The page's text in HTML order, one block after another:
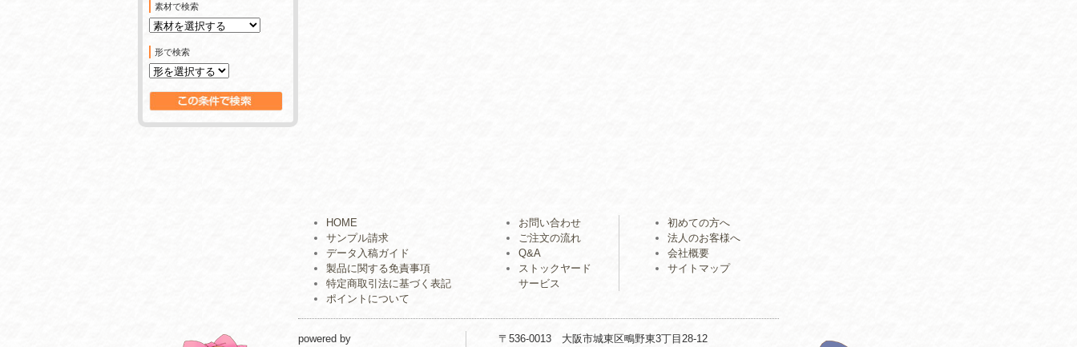
素材で検索
形で検索
HOME
サンプル請求
データ入稿ガイド
製品に関する免責事項
特定商取引法に基づく表記
ポイントについて
お問い合わせ
ご注文の流れ
Q&A
ストックヤード
サービス
初めての方へ
法人のお客様へ
会社概要
サイトマップ
powered by 〒536-0013 大阪市城東区鴫野東3丁目28-12